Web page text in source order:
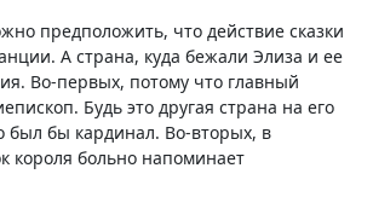
предположить, что действие сказки
А страна, куда бежали Элиза и ее
Во-первых, потому что главный
Будь это другая страна на его
был бы кардинал. Во-вторых, в
короля больно напоминает